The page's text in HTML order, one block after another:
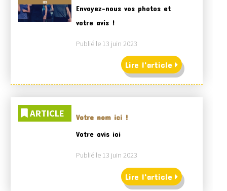
Envoyez-nous vos photos et
votre avis !
Publié le 13 juin 2023
Lire l'article
ARTICLE
Votre nom ici !
Votre avis ici
Publié le 13 juin 2023
Lire l'article